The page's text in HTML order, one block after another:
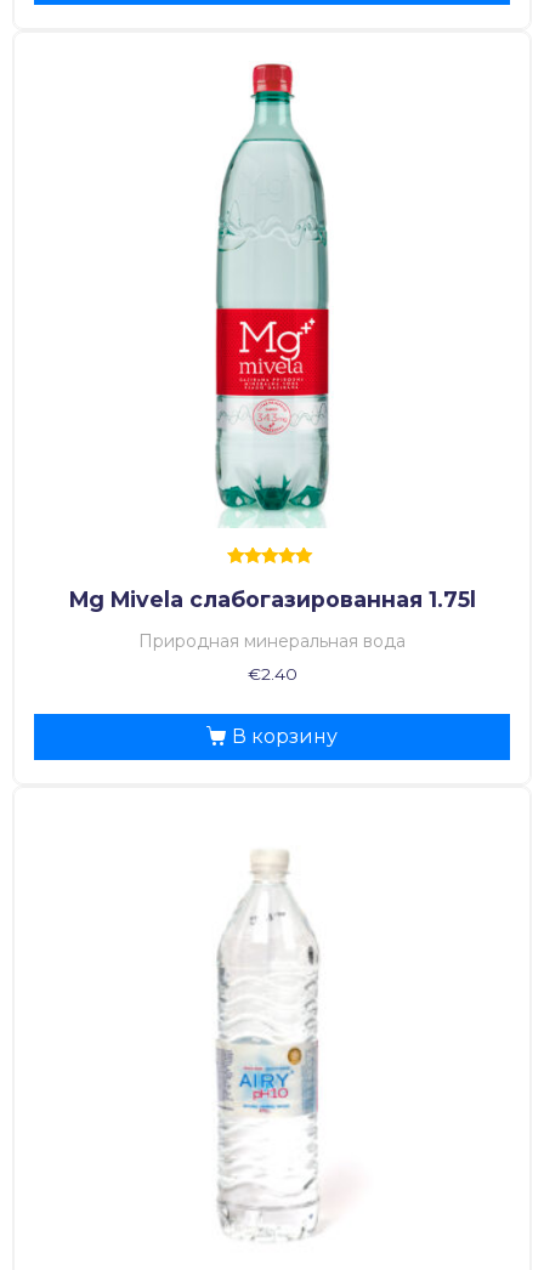
5.00
из 5
Mg Mivela слабогазированная 1.75l
Природная минеральная вода
€2.40
В корзину